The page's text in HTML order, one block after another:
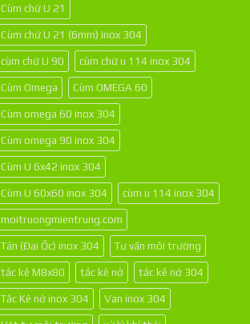
Cùm chữ U 21
Cùm chữ U 21 (6mm) inox 304
cùm chữ U 90 cùm chữ u 114 inox 304
Cùm Omega Cùm OMEGA 60
Cùm omega 60 inox 304
Cùm omega 90 inox 304
Cùm U 6x42 inox 304
Cùm U 60x60 inox 304 cùm u 114 inox 304
moitruongmientrung.com
Tán (Đai Ốc) inox 304 Tư vấn môi trường
tắc kê M8x80 tắc kê nở tắc kê nở 304
Tắc Kê nở inox 304 Van inox 304